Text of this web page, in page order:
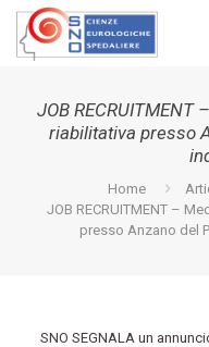
JOB
riabilitativa presso
Home
JOB RECRUITMENT –
presso Anzano del
SNO SEGNALA un